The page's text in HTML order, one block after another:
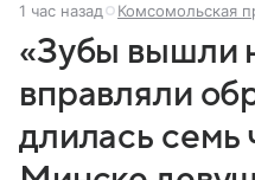
1 час назад Комсомольская
«Зубы вышли
вправляли
длилась семь